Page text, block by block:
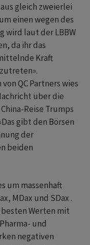
gleich zweierlei
einen wegen des
wird laut der LBBW
da ihr das
Kraft
QC Partners wies
über die
Reise Trumps
gibt den Börsen
der
beiden
um massenhaft
MDax und SDax .
Werten mit
und
negativen